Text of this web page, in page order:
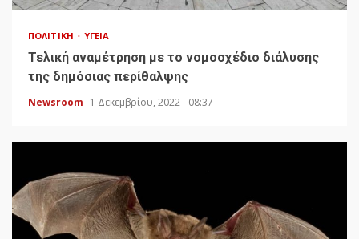
ΠΟΛΙΤΙΚΉ ΥΓΕΊΑ
Τελική αναμέτρηση με το νομοσχέδιο διάλυσης
της δημόσιας περίθαλψης
Newsroom 1 Δεκεμβρίου, 2022 - 08:37